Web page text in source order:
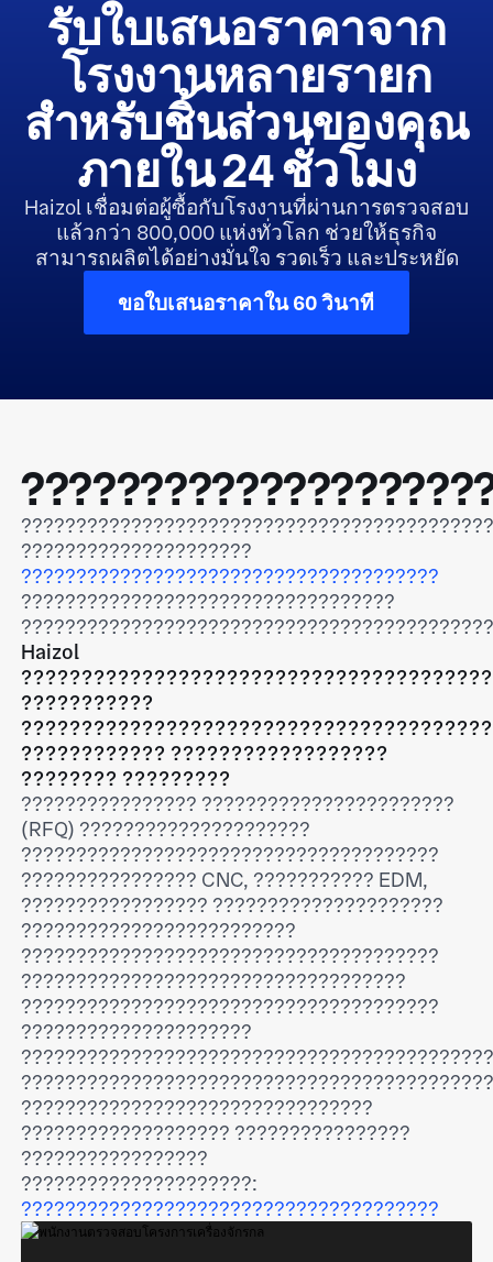
รับใบเสนอราคาจาก
โรงงานหลายรายก
สำหรับชิ้นส่วนของคุณ
ภายใน 24 ชั่วโมง
Haizol เชื่อมต่อผู้ซื้อกับโรงงานที่ผ่านการตรวจสอบ
แล้วกว่า 800,000 แห่งทั่วโลก ช่วยให้ธุรกิจ
สามารถผลิตได้อย่างมั่นใจ รวดเร็ว และประหยัด
ขอใบเสนอราคาใน 60 วินาที
?????????????????????
??????????????????????????????????????
??????????????????????????????????
Haizol
???????????
???????????? ??????????????????
???????? ?????????
???????????????? ???????????????????????
(RFQ) ?????????????????????
??????????????????????????????????????
???????????????? CNC, ??????????? EDM,
????????????????? ?????????????????????
?????????????????????????
??????????????????????????????????????
???????????????????????????????????
??????????????????????????????????????
?????????????????????
????????????????????????????????
??????????????????? ????????????????
?????????????????
?????????????????????:
??????????????????????????????????????